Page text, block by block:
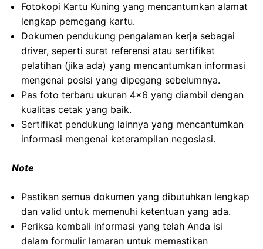
Fotokopi Kartu Kuning yang mencantumkan alamat
lengkap pemegang kartu.
Dokumen pendukung pengalaman kerja sebagai
driver, seperti surat referensi atau sertifikat
pelatihan (jika ada) yang mencantumkan informasi
mengenai posisi yang dipegang sebelumnya.
Pas foto terbaru ukuran 4×6 yang diambil dengan
kualitas cetak yang baik.
Sertifikat pendukung lainnya yang mencantumkan
informasi mengenai keterampilan negosiasi.
Note
Pastikan semua dokumen yang dibutuhkan lengkap
dan valid untuk memenuhi ketentuan yang ada.
Periksa kembali informasi yang telah Anda isi
dalam formulir lamaran untuk memastikan